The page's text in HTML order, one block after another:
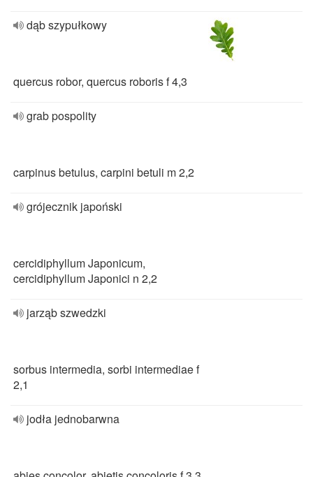
dąb szypułkowy
quercus robor, quercus roboris f 4,3
grab pospolity
carpinus betulus, carpini betuli m 2,2
grójecznik japoński
cercidiphyllum Japonicum,
cercidiphyllum Japonici n 2,2
jarząb szwedzki
sorbus intermedia, sorbi intermediae f
2,1
jodła jednobarwna